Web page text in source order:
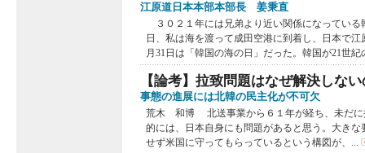
江原道日本本部本部長 姜秉直
３０２１年には兄弟より近い関係になってい
日、私は海を渡って成田空港に到着し、日本で
月31日は「韓国の海の日」だった。韓国が21世紀
【論考】拉致問題はなぜ解決しな
事態の進展には北韓の民主化が不可欠
荒木 和博 北送事業から６１年が経ち、未だに
的には、日本自身にも問題があると思う。大き
せず米国に守ってもらっているという構図が、...